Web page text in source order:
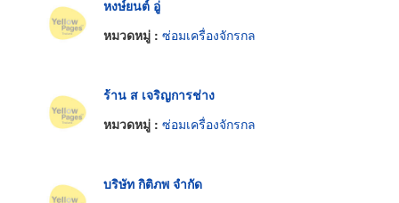
หงษ์ยนต์ อู่
หมวดหมู่ : ซ่อมเครื่องจักรกล
ร้าน ส เจริญการช่าง
หมวดหมู่ : ซ่อมเครื่องจักรกล
บริษัท กิติภพ จำกัด